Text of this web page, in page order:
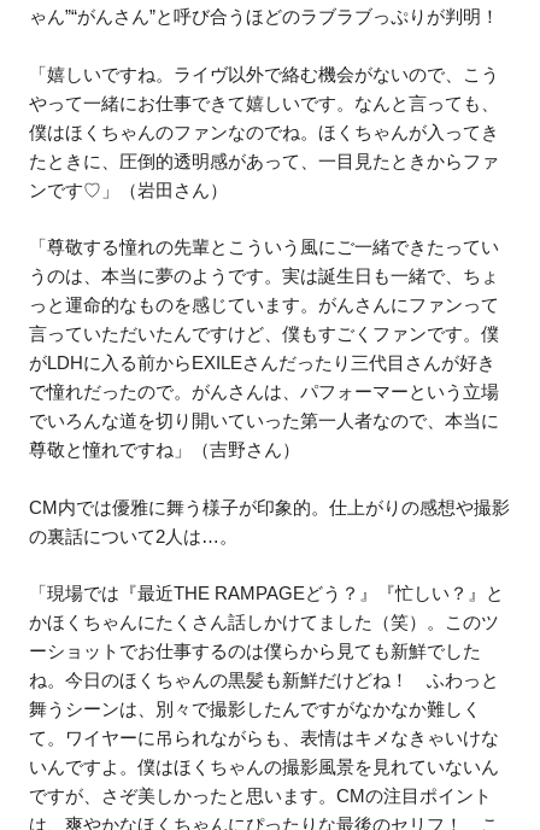
ゃん”“がんさん”と呼び合うほどのラブラブっぷりが判明！
「嬉しいですね。ライヴ以外で絡む機会がないので、こう
やって一緒にお仕事できて嬉しいです。なんと言っても、
僕はほくちゃんのファンなのでね。ほくちゃんが入ってき
たときに、圧倒的透明感があって、一目見たときからファ
ンです♡」（岩田さん）
「尊敬する憧れの先輩とこういう風にご一緒できたってい
うのは、本当に夢のようです。実は誕生日も一緒で、ちょ
っと運命的なものを感じています。がんさんにファンって
言っていただいたんですけど、僕もすごくファンです。僕
がLDHに入る前からEXILEさんだったり三代目さんが好き
で憧れだったので。がんさんは、パフォーマーという立場
でいろんな道を切り開いていった第一人者なので、本当に
尊敬と憧れですね」（吉野さん）
CM内では優雅に舞う様子が印象的。仕上がりの感想や撮影
の裏話について2人は…。
「現場では『最近THE RAMPAGEどう？』『忙しい？』と
かほくちゃんにたくさん話しかけてました（笑）。このツ
ーショットでお仕事するのは僕らから見ても新鮮でした
ね。今日のほくちゃんの黒髪も新鮮だけどね！ ふわっと
舞うシーンは、別々で撮影したんですがなかなか難しく
て。ワイヤーに吊られながらも、表情はキメなきゃいけな
いんですよ。僕はほくちゃんの撮影風景を見れていないん
ですが、さぞ美しかったと思います。CMの注目ポイント
は、爽やかなほくちゃんにぴったりな最後のセリフ！ こ